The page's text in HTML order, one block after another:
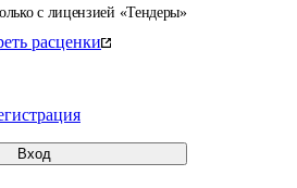
с лицензией «Тендеры»
расценки
Вход